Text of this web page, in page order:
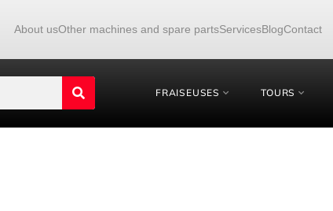
About usOther machines and spare partsServicesBlogContact
FRAISEUSES TOURS